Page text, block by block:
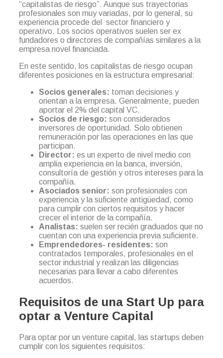
“capitalistas de riesgo”. Aunque sus trayectorias
profesionales son muy variadas, por lo general, su
experiencia procede del sector financiero y
operativo. Los socios operativos suelen ser ex
fundadores o directores de compañías similares a la
empresa novel financiada.
En este sentido, los capitalistas de riesgo ocupan
diferentes posiciones en la estructura empresarial:
Socios generales: toman decisiones y
orientan a la empresa. Generalmente, pueden
aportar el 2% del capital VC.
Socios de riesgo: son considerados
inversores de oportunidad. Solo obtienen
remuneración por las operaciones en las que
participan.
Director: es un experto de nivel medio con
amplia experiencia en la banca, inversión,
consultoría de gestión y otros intereses para la
compañía.
Asociados senior: son profesionales con
experiencia y la suficiente antigüedad, como
para cumplir con ciertos requisitos y hacer
crecer el interior de la compañía.
Analistas: suelen ser recién graduados que no
cuentan con una experiencia previa suficiente.
Emprendedores- residentes: son
contratados temporales, profesionales en el
sector industrial y realizan las diligencias
necesarias para llevar a cabo diferentes
acuerdos.
Requisitos de una Start Up para
optar a Venture Capital
Para optar por un venture capital, las startups deben
cumplir con los siguientes requisitos: